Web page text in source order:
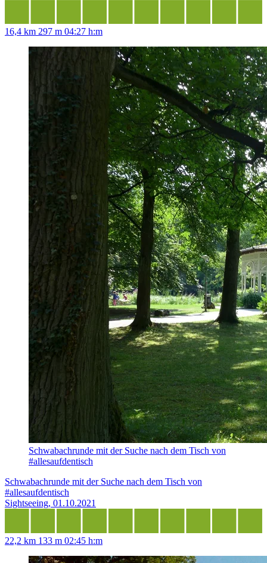
16,4 km 297 m 04:27 h:m
Schwabachrunde mit der Suche nach dem Tisch von
#allesaufdentisch
Schwabachrunde mit der Suche nach dem Tisch von
#allesaufdentisch
Sightseeing, 01.10.2021
22,2 km 133 m 02:45 h:m